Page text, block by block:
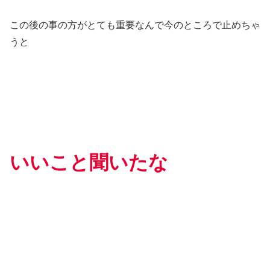
この後の事の方がとても重要なんで今のところで止めちゃ
うと
いいこと聞いたな